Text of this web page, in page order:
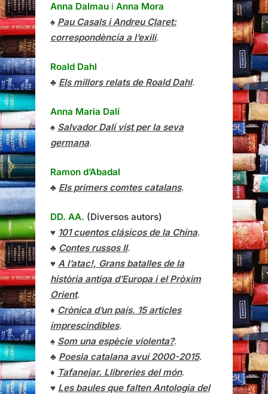
Anna Dalmau i Anna Mora
♠ Pau Casals i Andreu Claret:
correspondència a l’exili.
Roald Dahl
♣ Els millors relats de Roald Dahl.
Anna Maria Dalí
♠ Salvador Dalí vist per la seva
germana.
Ramon d’Abadal
♣ Els primers comtes catalans.
DD. AA. (Diversos autors)
♥ 101 cuentos clásicos de la China.
♣ Contes russos II.
♥ A l’atac!, Grans batalles de la
història antiga d’Europa i el Pròxim
Orient.
♦ Crònica d’un país, 15 articles
imprescindibles.
♠ Som una espècie violenta?.
♣ Poesia catalana avui 2000-2015.
♦ Tafanejar. Llibreries del món.
♥ Les baules que falten Antologia del